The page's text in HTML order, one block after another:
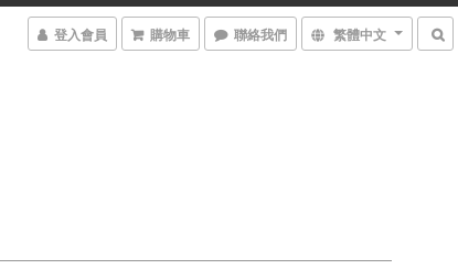
登入會員 購物車 聯絡我們 繁體中文